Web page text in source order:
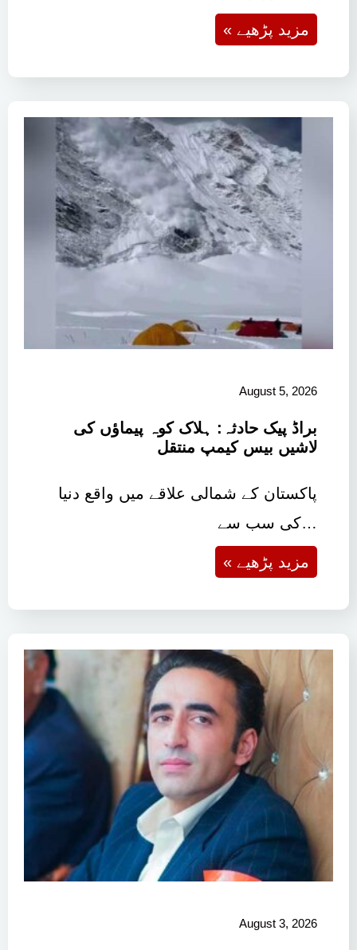
« مزید پڑھیے
August 5, 2026
براڈ پیک حادثہ: ہلاک کوہ پیماؤں کی
لاشیں بیس کیمپ منتقل
پاکستان کے شمالی علاقے میں واقع دنیا
کی سب سے…
« مزید پڑھیے
August 3, 2026